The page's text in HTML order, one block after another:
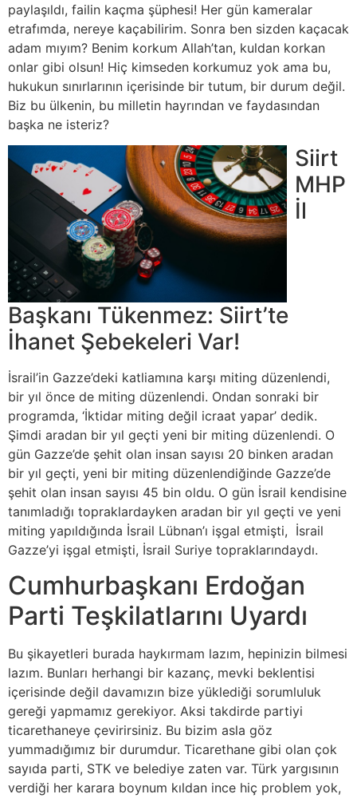
paylaşıldı, failin kaçma şüphesi! Her gün kameralar
etrafımda, nereye kaçabilirim. Sonra ben sizden kaçacak
adam mıyım? Benim korkum Allah’tan, kuldan korkan
onlar gibi olsun! Hiç kimseden korkumuz yok ama bu,
hukukun sınırlarının içerisinde bir tutum, bir durum değil.
Biz bu ülkenin, bu milletin hayrından ve faydasından
başka ne isteriz?
Siirt
MHP
İl
Başkanı Tükenmez: Siirt’te
İhanet Şebekeleri Var!
İsrail’in Gazze’deki katliamına karşı miting düzenlendi,
bir yıl önce de miting düzenlendi. Ondan sonraki bir
programda, ‘İktidar miting değil icraat yapar’ dedik.
Şimdi aradan bir yıl geçti yeni bir miting düzenlendi. O
gün Gazze’de şehit olan insan sayısı 20 binken aradan
bir yıl geçti, yeni bir miting düzenlendiğinde Gazze’de
şehit olan insan sayısı 45 bin oldu. O gün İsrail kendisine
tanımladığı topraklardayken aradan bir yıl geçti ve yeni
miting yapıldığında İsrail Lübnan’ı işgal etmişti, İsrail
Gazze’yi işgal etmişti, İsrail Suriye topraklarındaydı.
Cumhurbaşkanı Erdoğan
Parti Teşkilatlarını Uyardı
Bu şikayetleri burada haykırmam lazım, hepinizin bilmesi
lazım. Bunları herhangi bir kazanç, mevki beklentisi
içerisinde değil davamızın bize yüklediği sorumluluk
gereği yapmamız gerekiyor. Aksi takdirde partiyi
ticarethaneye çevirirsiniz. Bu bizim asla göz
yummadığımız bir durumdur. Ticarethane gibi olan çok
sayıda parti, STK ve belediye zaten var. Türk yargısının
verdiği her karara boynum kıldan ince hiç problem yok,